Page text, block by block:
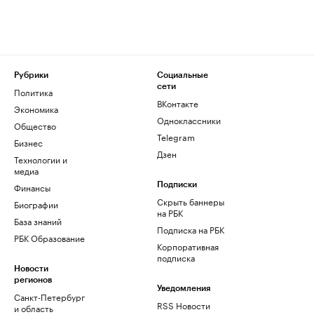
Рубрики
Политика
Экономика
Общество
Бизнес
Технологии и
медиа
Финансы
Биографии
База знаний
РБК Образование
Новости
регионов
Санкт-Петербург
и область
Социальные
сети
ВКонтакте
Одноклассники
Telegram
Дзен
Подписки
Скрыть баннеры
на РБК
Подписка на РБК
Корпоративная
подписка
Уведомления
RSS Новости